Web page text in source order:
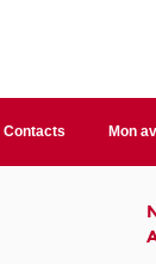
Contacts Mon